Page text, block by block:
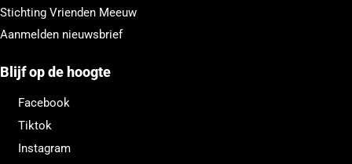
Stichting Vrienden Meeuw
Aanmelden nieuwsbrief
Blijf op de hoogte
Facebook
Tiktok
Instagram